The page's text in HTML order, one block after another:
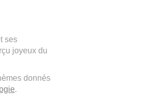
ses
joyeux du
donnés
.